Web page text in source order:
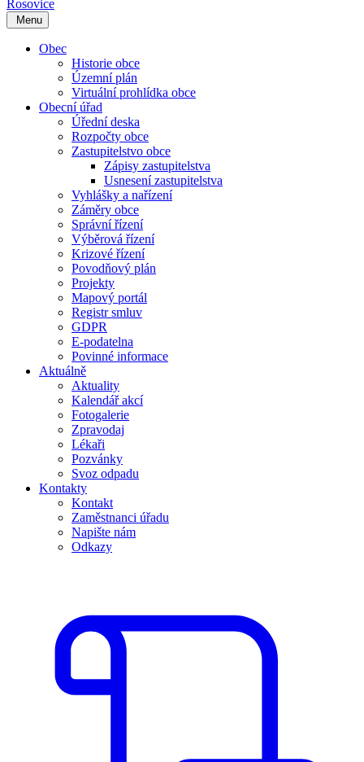
Rosovice
Menu
Obec
Historie obce
Územní plán
Virtuální prohlídka obce
Obecní úřad
Úřední deska
Rozpočty obce
Zastupitelstvo obce
Zápisy zastupitelstva
Usnesení zastupitelstva
Vyhlášky a nařízení
Záměry obce
Správní řízení
Výběrová řízení
Krizové řízení
Povodňový plán
Projekty
Mapový portál
Registr smluv
GDPR
E-podatelna
Povinné informace
Aktuálně
Aktuality
Kalendář akcí
Fotogalerie
Zpravodaj
Lékaři
Pozvánky
Svoz odpadu
Kontakty
Kontakt
Zaměstnanci úřadu
Napište nám
Odkazy